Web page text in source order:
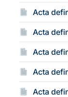
Acta
Acta
Acta
Acta
Acta